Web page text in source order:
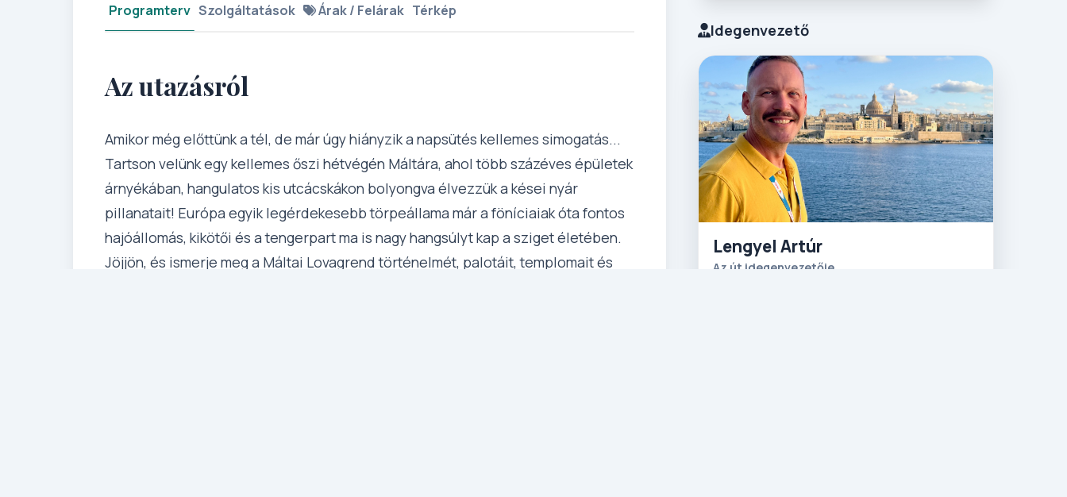
Programterv Szolgáltatások Árak / Felárak Térkép
Az utazásról
Amikor még előttünk a tél, de már úgy hiányzik a napsütés kellemes simogatás...
Tartson velünk egy kellemes őszi hétvégén Máltára, ahol több százéves épületek
árnyékában, hangulatos kis utcácskákon bolyongva élvezzük a kései nyár
pillanatait! Európa egyik legérdekesebb törpeállama már a föníciaiak óta fontos
hajóállomás, kikötői és a tengerpart ma is nagy hangsúlyt kap a sziget életében.
Jöjjön, és ismerje meg a Máltai Lovagrend történelmét, palotáit, templomait és
Idegenvezető
Lengyel Artúr
Az út idegenvezetője